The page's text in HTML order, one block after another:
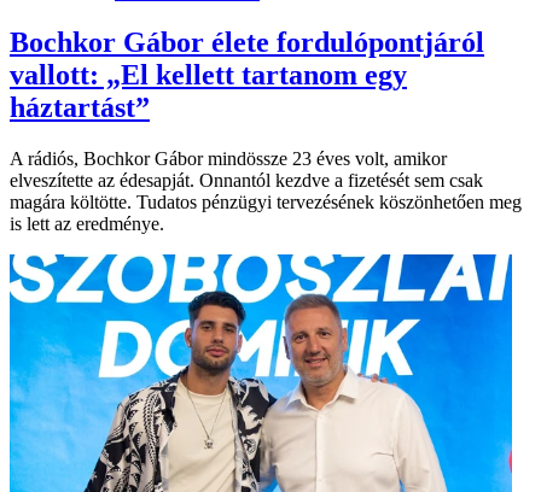
Bochkor Gábor élete fordulópontjáról
vallott: „El kellett tartanom egy
háztartást”
A rádiós, Bochkor Gábor mindössze 23 éves volt, amikor
elveszítette az édesapját. Onnantól kezdve a fizetését sem csak
magára költötte. Tudatos pénzügyi tervezésének köszönhetően meg
is lett az eredménye.